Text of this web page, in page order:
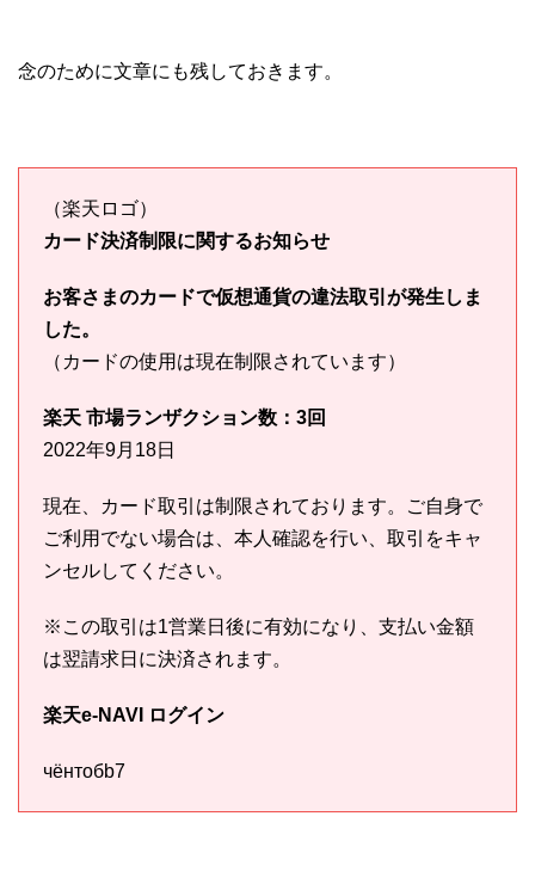
念のために文章にも残しておきます。
（楽天ロゴ）
カード決済制限に関するお知らせ
お客さまのカードで仮想通貨の違法取引が発生しま
した。
（カードの使用は現在制限されています）
楽天 市場ランザクション数：3回
2022年9月18日
現在、カード取引は制限されております。ご自身で
ご利用でない場合は、本人確認を行い、取引をキャ
ンセルしてください。
※この取引は1営業日後に有効になり、支払い金額
は翌請求日に決済されます。
楽天e-NAVI ログイン
чёнтобb7